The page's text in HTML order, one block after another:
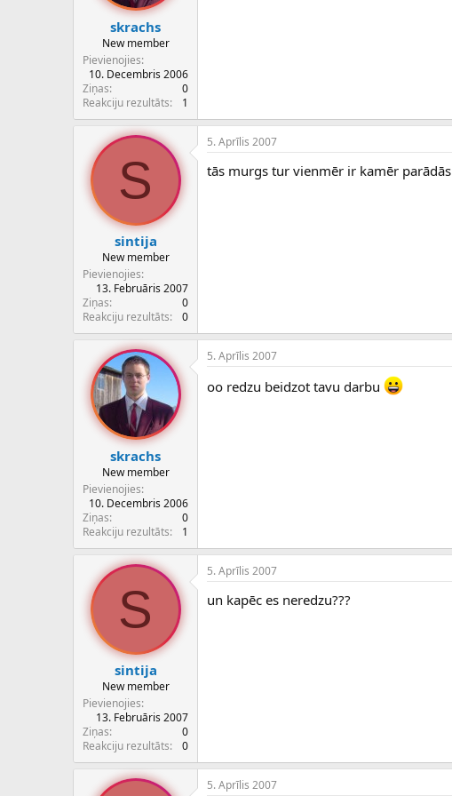
skrachs
New member
Pievienojies
10. Decembris 2006
Ziņas
0
Reakciju rezultāts
1
S
sintija
New member
Pievienojies
13. Februāris 2007
Ziņas
0
Reakciju rezultāts
0
5. Aprīlis 2007
tās murgs tur vienmēr ir kamēr parādās
skrachs
New member
Pievienojies
10. Decembris 2006
Ziņas
0
Reakciju rezultāts
1
5. Aprīlis 2007
oo redzu beidzot tavu darbu
S
sintija
New member
Pievienojies
13. Februāris 2007
Ziņas
0
Reakciju rezultāts
0
5. Aprīlis 2007
un kapēc es neredzu???
5. Aprīlis 2007